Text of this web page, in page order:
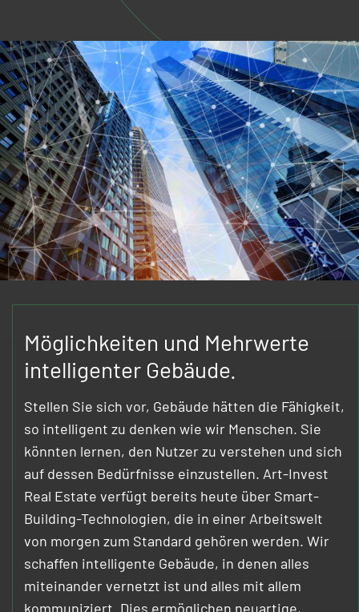
Möglichkeiten und Mehrwerte
intelligenter Gebäude.
Stellen Sie sich vor, Gebäude hätten die Fähigkeit,
so intelligent zu denken wie wir Menschen. Sie
könnten lernen, den Nutzer zu verstehen und sich
auf dessen Bedürfnisse einzustellen. Art-Invest
Real Estate verfügt bereits heute über Smart-
Building-Technologien, die in einer Arbeitswelt
von morgen zum Standard gehören werden. Wir
schaffen intelligente Gebäude, in denen alles
miteinander vernetzt ist und alles mit allem
kommuniziert. Dies ermöglichen neuartige,